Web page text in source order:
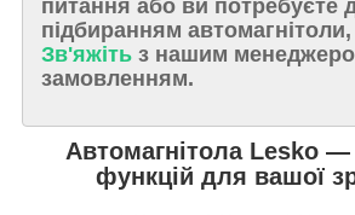
питання або ви потребуєте
підбиранням
Зв'яжіть з нашим
замовленням.
Автомагнітола Lesko
функцій для вашої